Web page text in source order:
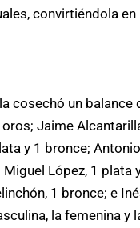
convirtiéndola
cosechó un
Jaime
y 1 bronce;
López, 1 plata
1 bronce; e
la femenina y